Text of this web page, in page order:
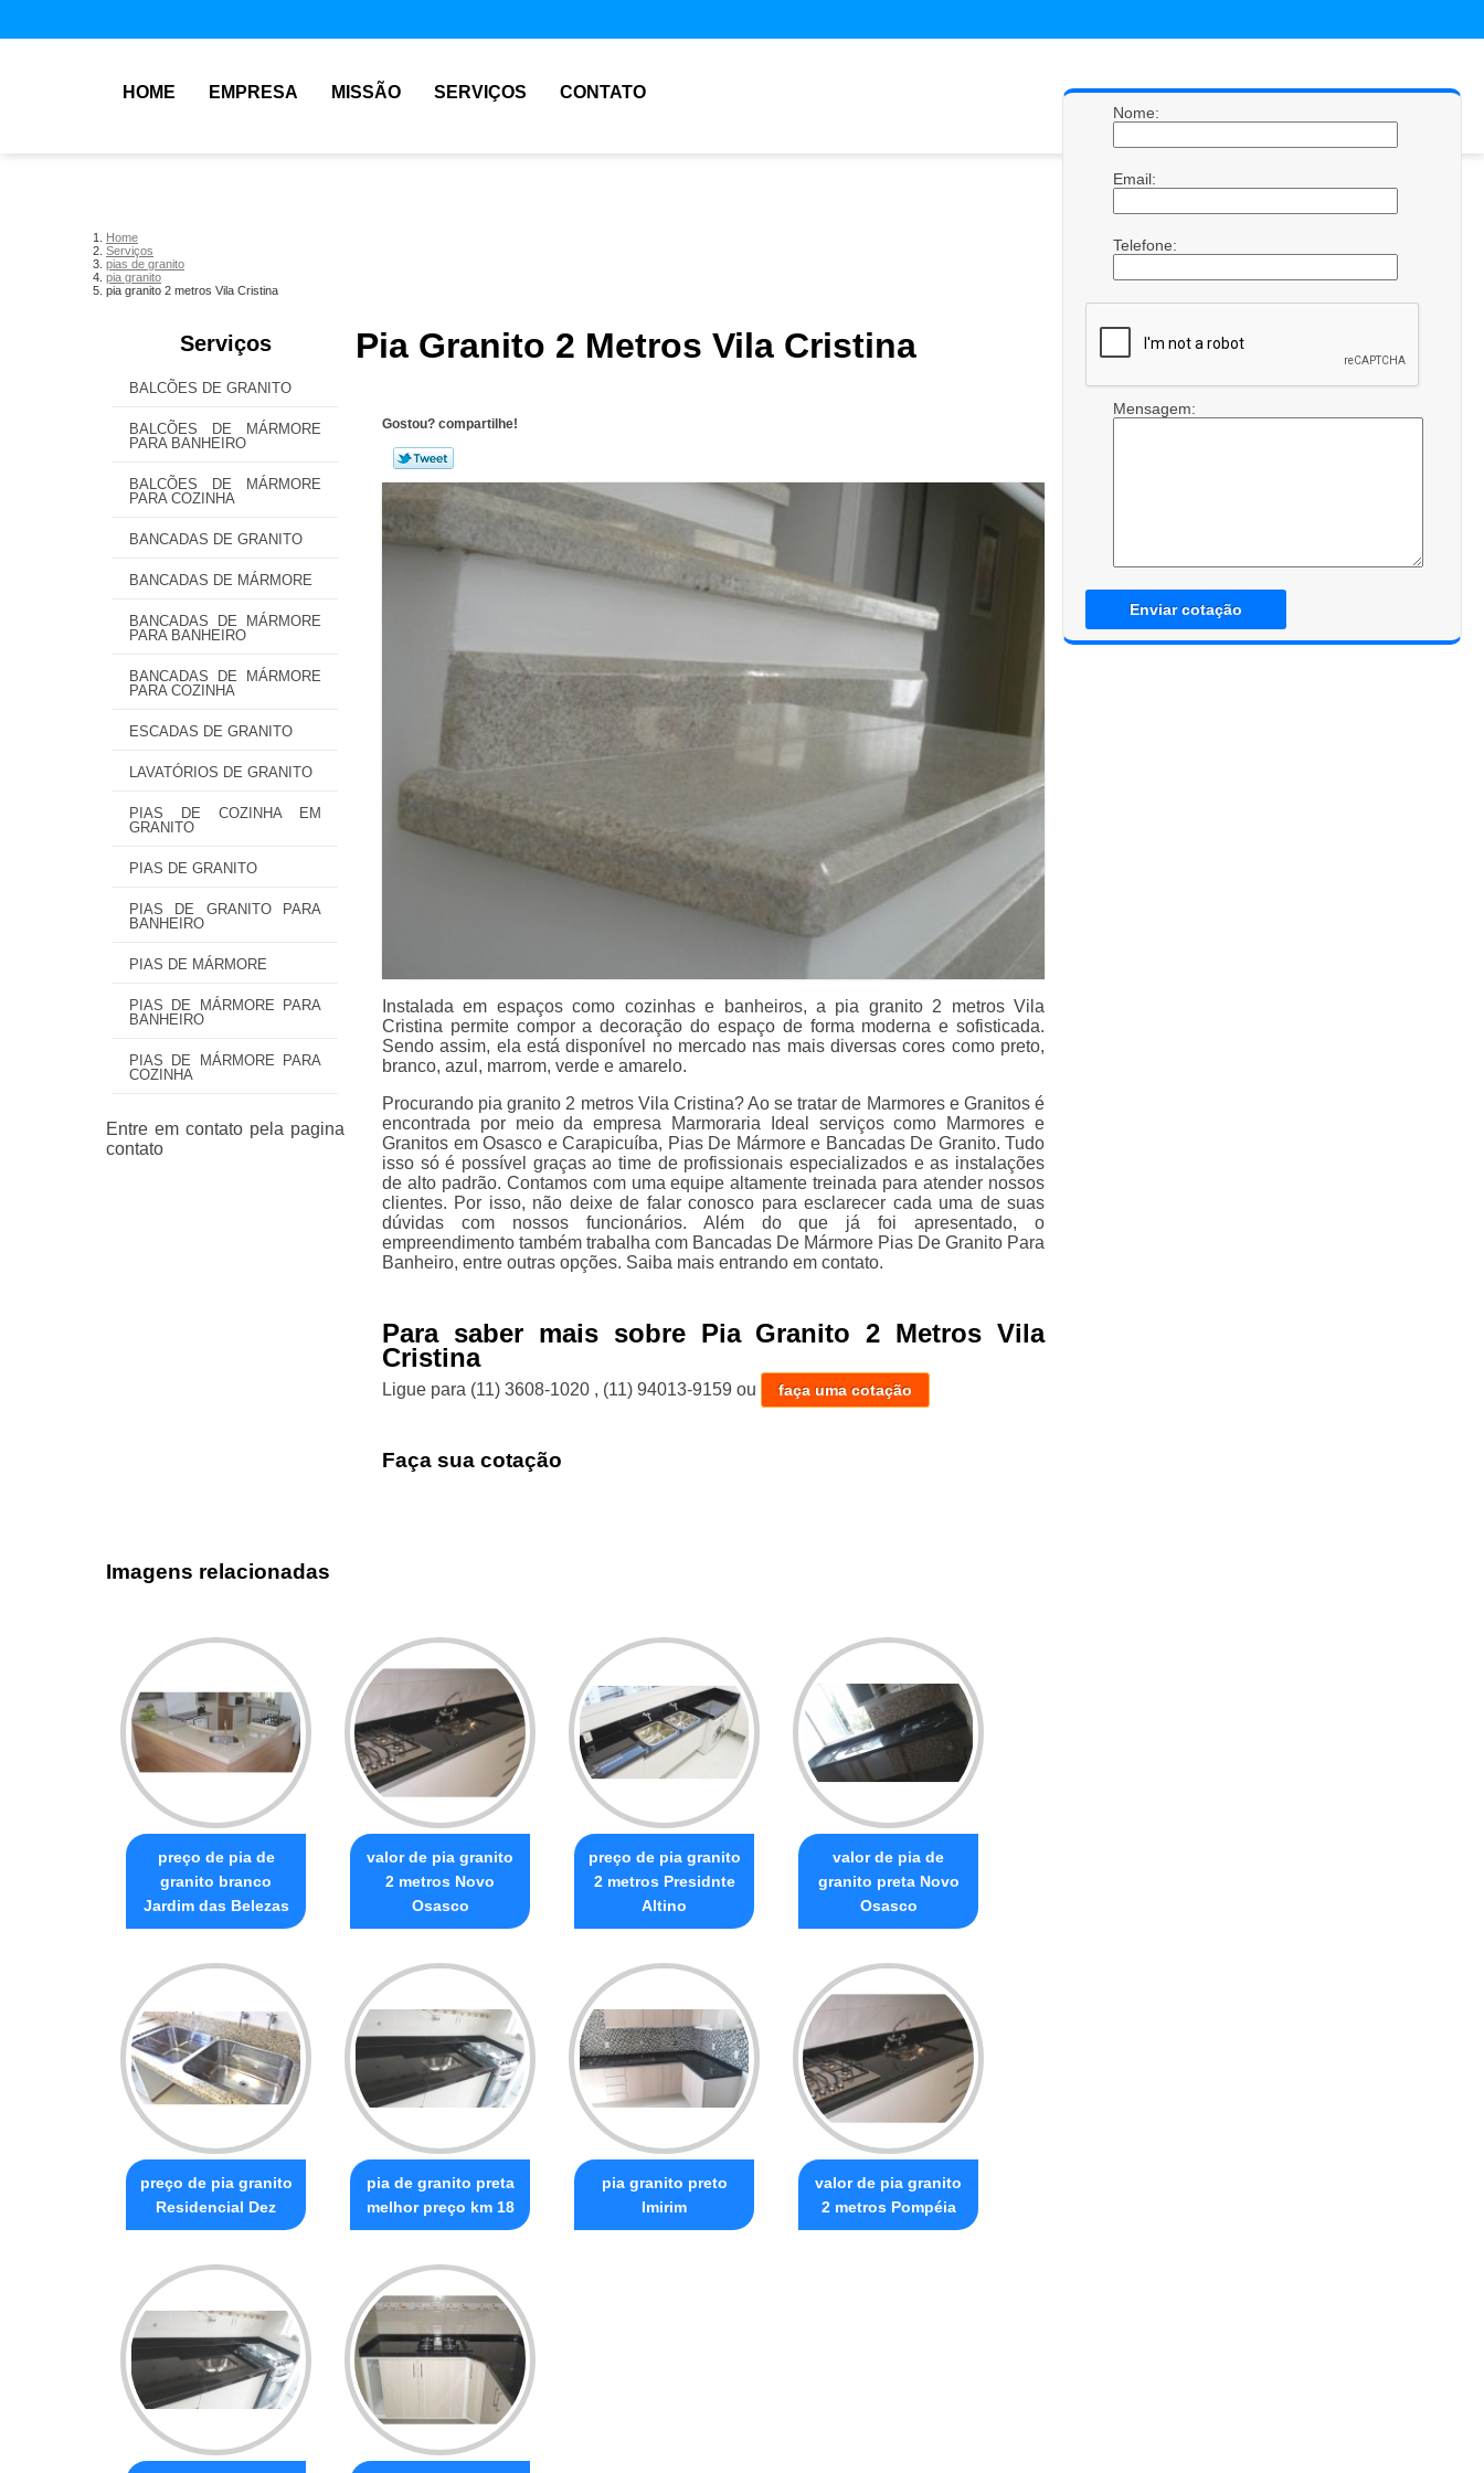
HOME EMPRESA MISSÃO SERVIÇOS CONTATO
Home
Serviços
pias de granito
pia granito
pia granito 2 metros Vila Cristina
Serviços
BALCÕES DE GRANITO
BALCÕES DE MÁRMORE
PARA BANHEIRO
BALCÕES DE MÁRMORE
PARA COZINHA
BANCADAS DE GRANITO
BANCADAS DE MÁRMORE
BANCADAS DE MÁRMORE
PARA BANHEIRO
BANCADAS DE MÁRMORE
PARA COZINHA
ESCADAS DE GRANITO
LAVATÓRIOS DE GRANITO
PIAS DE COZINHA EM
GRANITO
PIAS DE GRANITO
PIAS DE GRANITO PARA
BANHEIRO
PIAS DE MÁRMORE
PIAS DE MÁRMORE PARA
BANHEIRO
PIAS DE MÁRMORE PARA
COZINHA
Pia Granito 2 Metros Vila Cristina
Gostou? compartilhe!
Instalada em espaços como cozinhas e banheiros, a pia granito 2 metros Vila
Cristina permite compor a decoração do espaço de forma moderna e sofisticada.
Sendo assim, ela está disponível no mercado nas mais diversas cores como preto,
branco, azul, marrom, verde e amarelo.
Procurando pia granito 2 metros Vila Cristina? Ao se tratar de Marmores e Granitos é
encontrada por meio da empresa Marmoraria Ideal serviços como Marmores e
Granitos em Osasco e Carapicuíba, Pias De Mármore e Bancadas De Granito. Tudo
isso só é possível graças ao time de profissionais especializados e as instalações
de alto padrão. Contamos com uma equipe altamente treinada para atender nossos
clientes. Por isso, não deixe de falar conosco para esclarecer cada uma de suas
dúvidas com nossos funcionários. Além do que já foi apresentado, o
empreendimento também trabalha com Bancadas De Mármore Pias De Granito Para
Banheiro, entre outras opções. Saiba mais entrando em contato.
Para saber mais sobre Pia Granito 2 Metros Vila
Cristina
Ligue para (11) 3608-1020 , (11) 94013-9159 ou faça uma cotação
Faça sua cotação
Nome:
Email:
Telefone:
Mensagem:
Enviar cotação
Imagens relacionadas
preço de pia de
granito branco
Jardim das Belezas
valor de pia granito
2 metros Novo
Osasco
preço de pia granito
2 metros Presidnte
Altino
valor de pia de
granito preta Novo
Osasco
preço de pia granito
Residencial Dez
pia de granito preta
melhor preço km 18
pia granito preto
Imirim
valor de pia granito
2 metros Pompéia